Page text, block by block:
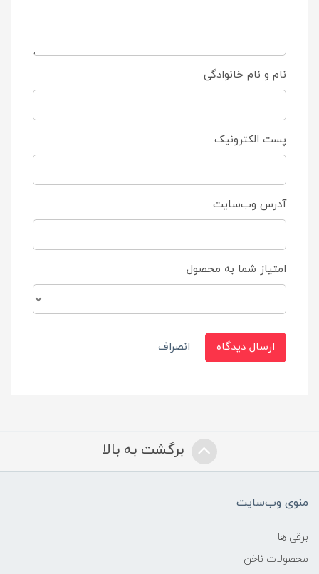
نام و نام خانوادگی
پست الکترونیک
آدرس وب‌سایت
امتیاز شما به محصول
ارسال دیدگاه انصراف
برگشت به بالا
منوی وب‌سایت
برقی ها
محصولات ناخن